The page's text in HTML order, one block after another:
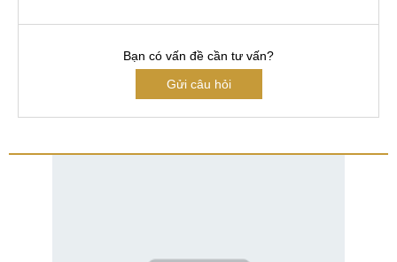
Bạn có vấn đề cần tư vấn?
Gửi câu hỏi